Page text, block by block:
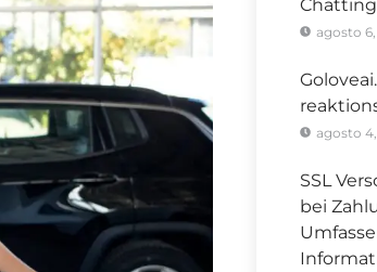
agosto
agosto
SSL
bei